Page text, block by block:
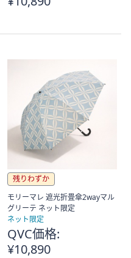
残りわずか
モリーマレ 遮光折畳傘2wayマル
グリーテ ネット限定
ネット限定
QVC価格:
¥10,890